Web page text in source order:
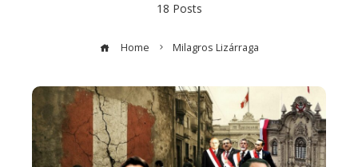
18 Posts
Home Milagros Lizárraga